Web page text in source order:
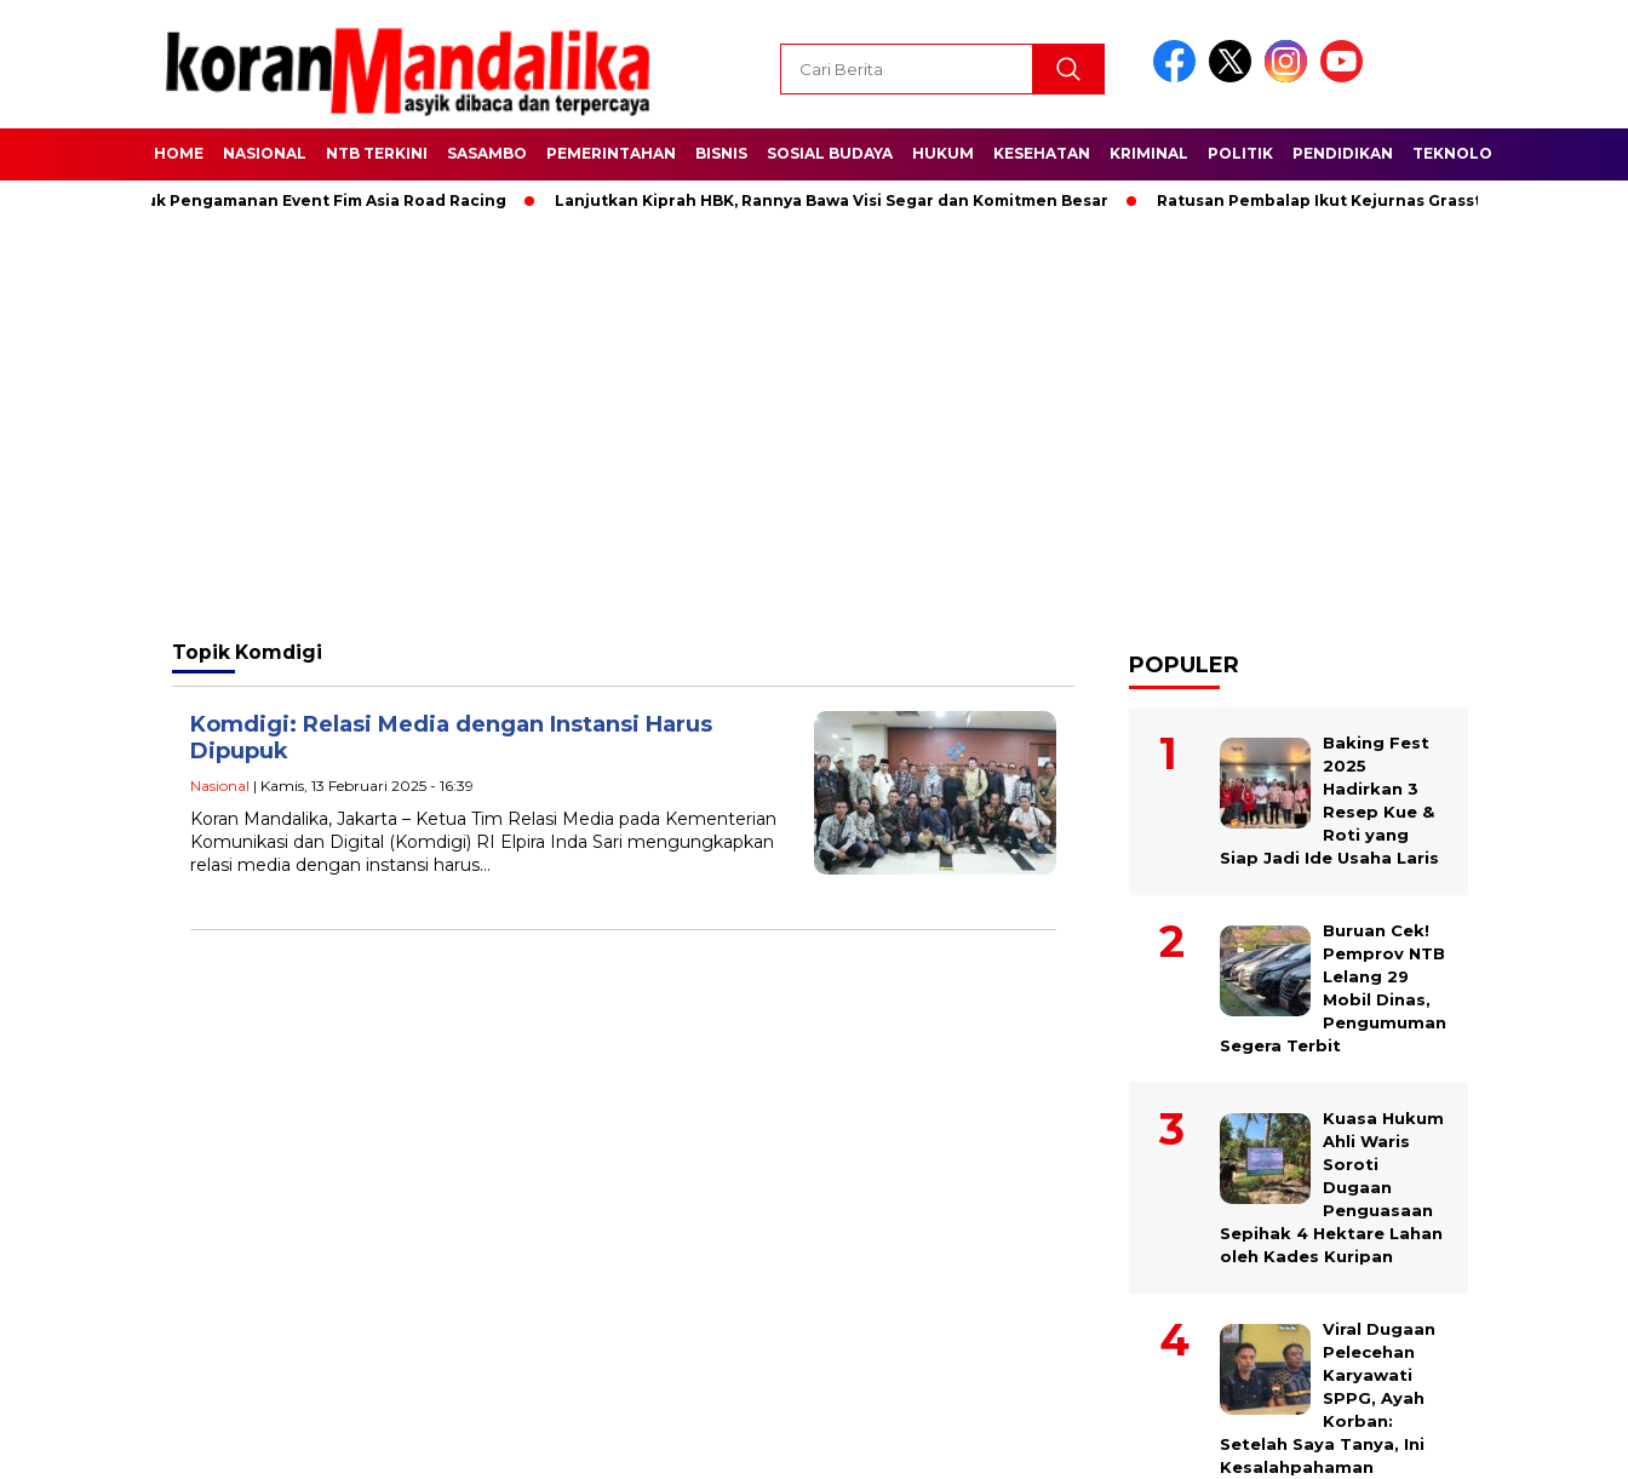
HOME NASIONAL NTB TERKINI SASAMBO PEMERINTAHAN BISNIS SOSIAL BUDAYA HUKUM KESEHATAN KRIMINAL POLITIK PENDIDIKAN TEKNOLOGI
Personel Untuk Pengamanan Event Fim Asia Road Racing Lanjutkan Kiprah HBK, Rannya Bawa Visi Segar dan Komitmen Besar Ratusan Pembalap Ikut Kejurnas Grasstrack di Sirkuit
Topik Komdigi
Komdigi: Relasi Media dengan Instansi Harus
Dipupuk
Nasional | Kamis, 13 Februari 2025 - 16:39
Koran Mandalika, Jakarta – Ketua Tim Relasi Media pada Kementerian
Komunikasi dan Digital (Komdigi) RI Elpira Inda Sari mengungkapkan
relasi media dengan instansi harus…
POPULER
Baking Fest
2025
Hadirkan 3
Resep Kue &
Roti yang
Siap Jadi Ide Usaha Laris
Buruan Cek!
Pemprov NTB
Lelang 29
Mobil Dinas,
Pengumuman
Segera Terbit
Kuasa Hukum
Ahli Waris
Soroti
Dugaan
Penguasaan
Sepihak 4 Hektare Lahan
oleh Kades Kuripan
Viral Dugaan
Pelecehan
Karyawati
SPPG, Ayah
Korban:
Setelah Saya Tanya, Ini
Kesalahpahaman